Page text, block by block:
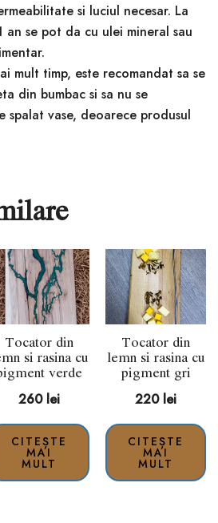
si luciul necesar. La
an se pot da cu ulei mineral sau
mult timp, este recomandat sa se
din bumbac si sa nu se
spalat vase, deoarece produsul
Tocator din
si rasina cu
verde
260 lei
CITEȘTE
MAI
MULT
Tocator din
lemn si rasina cu
pigment gri
220 lei
CITEȘTE
MAI
MULT